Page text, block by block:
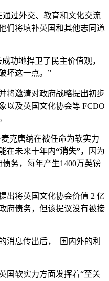
通过外交、教育和文化交流
们将填补英国和其他志同道
功地捍卫了民主价值观，
坏这一点。”
将邀请对政府战略提出初步
以及英国文化协会等 FCDO
克唐纳在被任命为软实力
在未来十年内“消失”，
因为
务，每年产生1400万英镑
出将英国文化协会价值 2 亿
府债务，但该提议没有被接
消息传出后， 国内外的利
国软实力方面发挥着“至关